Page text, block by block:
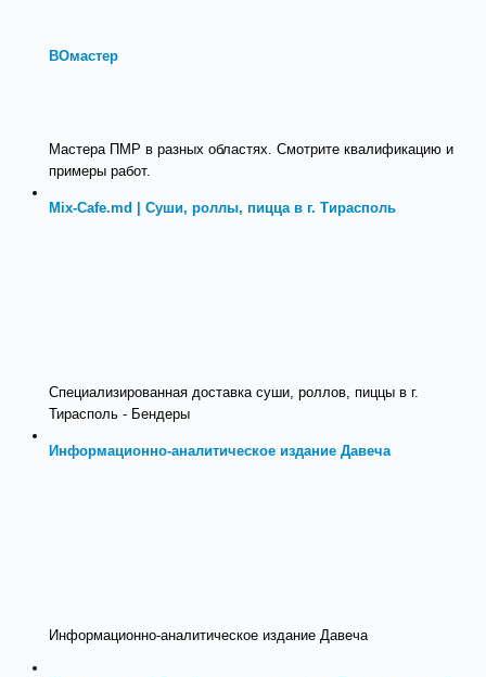
ВОмастер
Мастера ПМР в разных областях. Смотрите квалификацию и
примеры работ.
Mix-Cafe.md | Суши, роллы, пицца в г. Тирасполь
Специализированная доставка суши, роллов, пиццы в г.
Тирасполь - Бендеры
Информационно-аналитическое издание Давеча
Информационно-аналитическое издание Давеча